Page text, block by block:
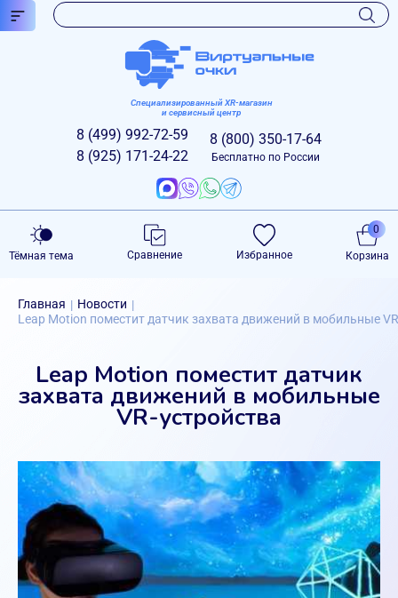
Специализированный XR-магазин
и сервисный центр
8 (499) 992-72-59
8 (925) 171-24-22
8 (800) 350-17-64
Бесплатно по России
Тёмная тема Сравнение Избранное Корзина
0
Главная | Новости |
Leap Motion поместит датчик захвата движений в мобильные
Leap Motion поместит датчик
захвата движений в мобильные
VR-устройства